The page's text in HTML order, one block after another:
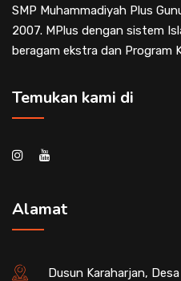
SMP Muhammadiyah Plus
2007. MPlus dengan sistem
beragam ekstra dan Program
Temukan kami di
Alamat
Dusun Karaharjan,